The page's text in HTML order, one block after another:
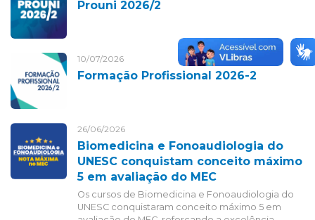
Prouni 2026/2
10/07/2026
Formação Profissional 2026-2
26/06/2026
Biomedicina e Fonoaudiologia do
UNESC conquistam conceito máximo
5 em avaliação do MEC
Os cursos de Biomedicina e Fonoaudiologia do
UNESC conquistaram conceito máximo 5 em